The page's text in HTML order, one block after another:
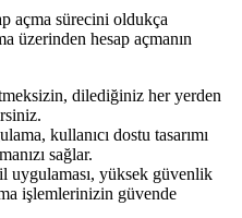
açma sürecini oldukça
üzerinden hesap açmanın
dilediğiniz her yerden
kullanıcı dostu tasarımı
sağlar.
uygulaması, yüksek güvenlik
işlemlerinizin güvende